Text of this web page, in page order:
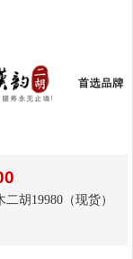
胡19980（现货）